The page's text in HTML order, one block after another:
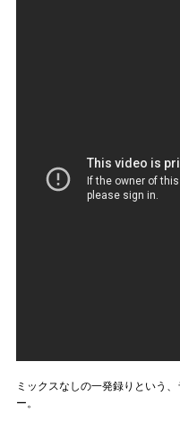
ミックスなしの一発録りという
ー。